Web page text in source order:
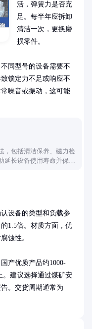
活，弹簧力是否充
足。每半年应拆卸
清洁一次，更换磨
损零件。
同型号的设备需要不
锁定力不足或响应不
噪音或振动，这可能
，包括清洁保养、磁力检
延长设备使用寿命并保持
设备的类型和负载参
1.5倍。材质方面，优
蚀性。
产优质产品约1000-
。建议选择通过煤矿安
。交货周期通常为